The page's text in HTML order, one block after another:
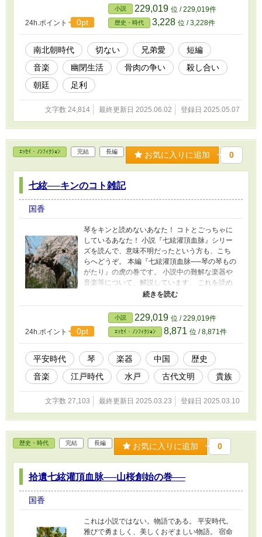
い。 南北朝時代。 二朝廷に帝が二人。 将軍
も…… 足利直義は、その時、何を思ったか。兄･
尊氏をどう見たか。
24h.ポイント 0pt
小説 229,019 位 / 229,019件
歴史・時代 3,228 位 / 3,228件
南北朝時代 切ない 兄弟愛
短編
音楽
幽閉生活 骨肉の争い
殺し合い
朝廷
足利
文字数 24,814 最終更新日 2025.06.02 登録日 2025.05.07
ｴｯｾｲ・ﾉﾝﾌｨｸｼｮﾝ 完結 長編 お気に入りに追加 0
七絃──キンのコト雑記
国香
琴をキンと読めないあなた！ コトとごっちゃに
しているあなた！ 小説『七絃灌頂血脉』シリー
ズを読んで、意味不明だったという方も、こち
らへどうぞ。 本編『七絃灌頂血脉──琴の琴もの
がたり』の虎の巻です。 小説中の難解な楽器や
音楽等について、解説しています。 これを読め
ば、本編の？？？が少しは解消するかもしれま
せん。
24h.ポイント 0pt
小説 229,019 位 / 229,019件
ｴｯｾｲ・ﾉﾝﾌｨｸｼｮﾝ 8,871 位 / 8,871件
平安時代 琴 楽器 中国
歴史
音楽
江戸時代 水戸 古代文明 貴族
文字数 27,103 最終更新日 2025.03.23 登録日 2025.03.10
歴史・時代 完結 長編 お気に入りに追加 0
拾遺七絃灌頂血脉──山桜創始の巻──
国香
これは小説ではない。物語である。 平安時代。
雅びで勇ましく、美しくおぞましい物語。 宿命